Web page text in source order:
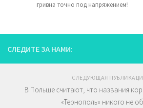
гривна точно под напряжением!
СЛЕДИТЕ ЗА НАМИ:
СЛЕДУЮЩАЯ
В Польше считают, что названия
«Тернополь» никого не